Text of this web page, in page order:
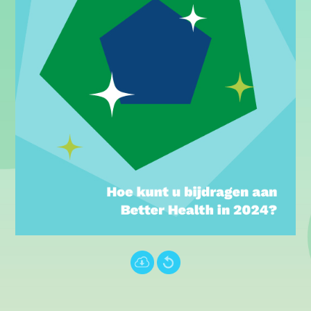
. .
Português (PT)
עברית
中文 (中国)
Türkçe